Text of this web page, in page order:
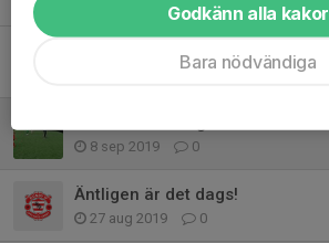
Svenska lag-appen
8 sep 2019 0
Äntligen är det dags!
27 aug 2019 0
Godkänn alla kakor
Bara nödvändiga